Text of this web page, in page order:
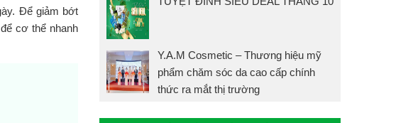
Để giảm bớt
cơ thể nhanh
Y.A.M Cosmetic – Thương hiệu mỹ
phẩm chăm sóc da cao cấp chính
thức ra mắt thị trường